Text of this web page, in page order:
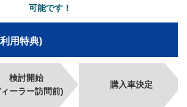
可能です！
用特典)
検討開始
ーラー訪問前)
購入車決定